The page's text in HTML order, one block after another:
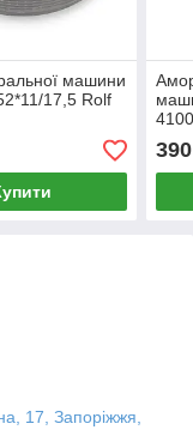
машини
17,5 Rolf
390
17, Запоріжжя,